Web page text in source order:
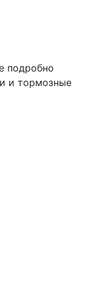
подробно
и тормозные